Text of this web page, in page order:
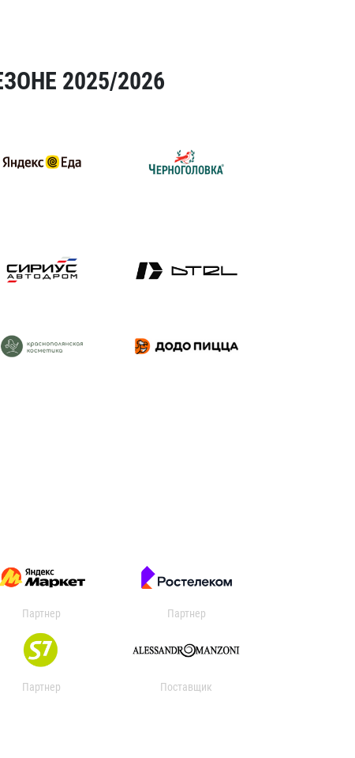
2025/2026
Партнер Партнер
Партнер Поставщик